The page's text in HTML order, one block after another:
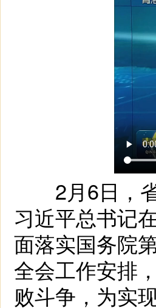
2月6日，省
习近平总书记
面落实国务院
全会工作安排
败斗争，为实